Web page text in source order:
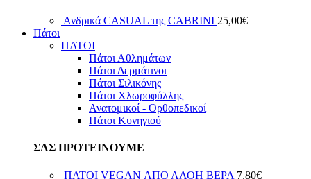
Ανδρικά CASUAL της CABRINI 25,00€
Πάτοι
ΠΑΤΟΙ
Πάτοι Αθλημάτων
Πάτοι Δερμάτινοι
Πάτοι Σιλικόνης
Πάτοι Χλωροφύλλης
Ανατομικοί - Ορθοπεδικοί
Πάτοι Κυνηγιού
ΣΑΣ ΠΡΟΤΕΙΝΟΥΜΕ
ΠΑΤΟΙ VEGAN ΑΠΟ ΑΛΟΗ ΒΕΡΑ 7,80€